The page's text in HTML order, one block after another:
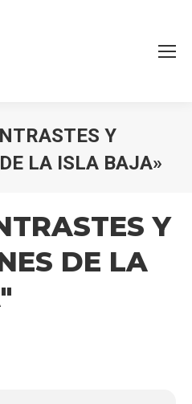
Y
LA ISLA BAJA»
Y
DE LA